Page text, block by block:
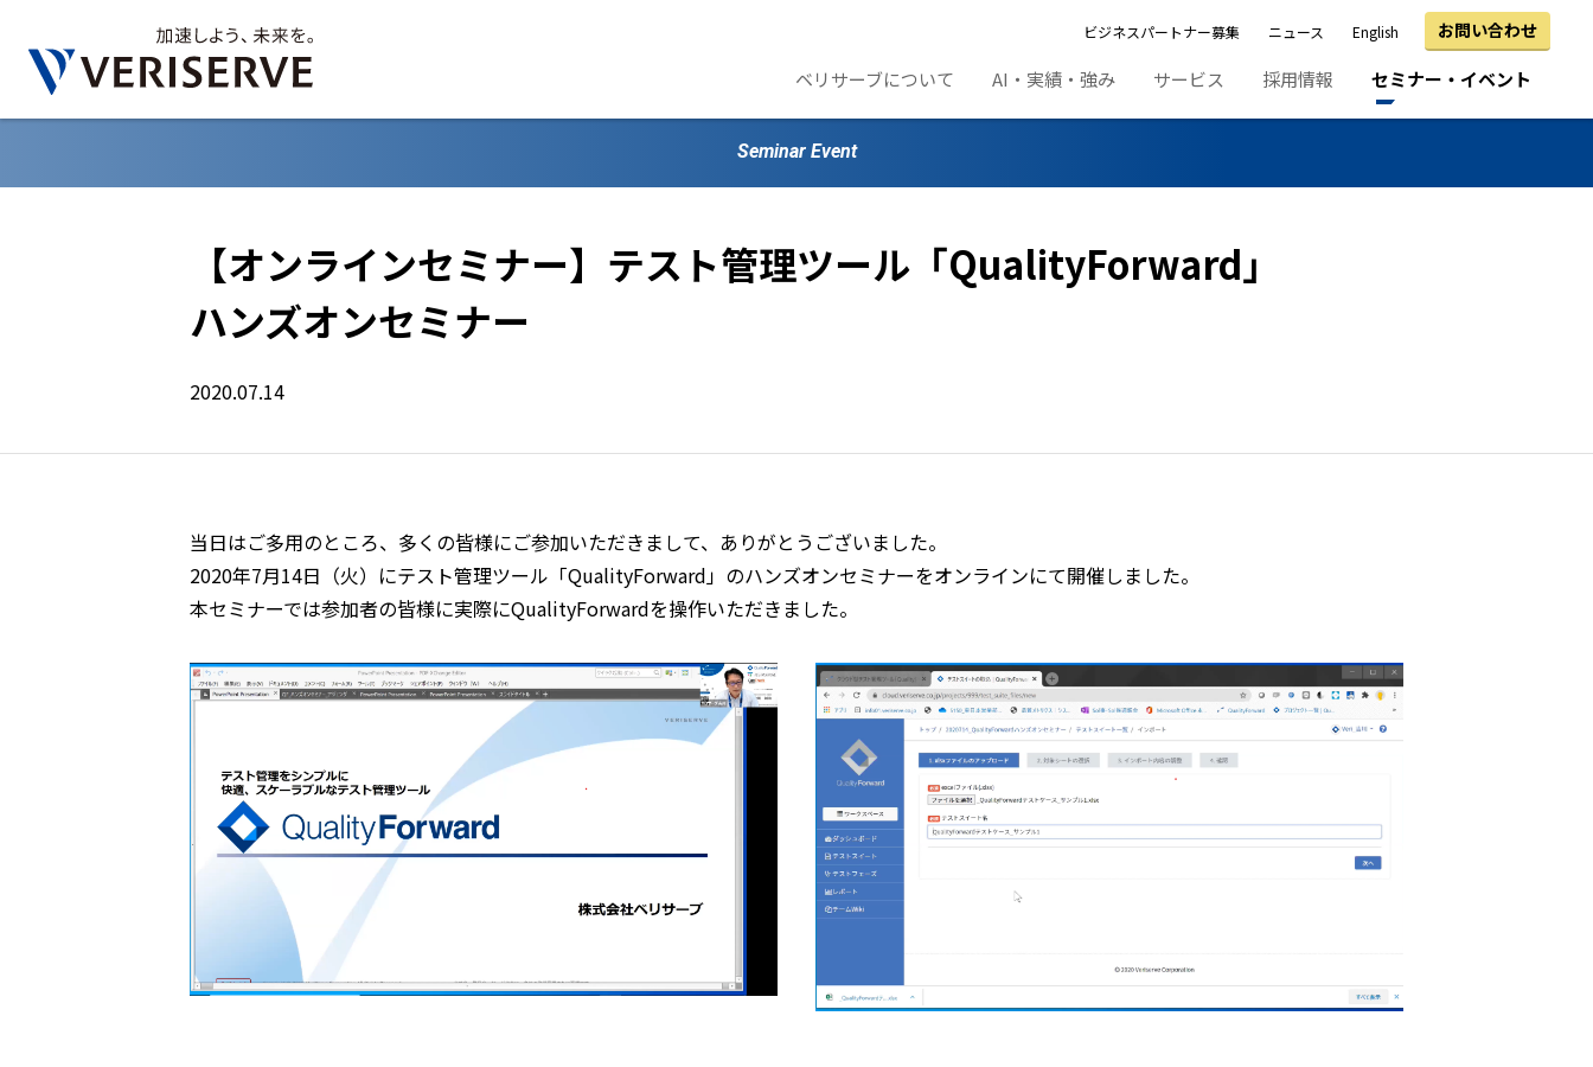
お問い合わせ
ベリサーブについて AI・実績・強み サービス 採用情報 セミナー・イベント
ビジネスパートナー募集 ニュース English
Seminar Event
【オンラインセミナー】テスト管理ツール「QualityForward」
ハンズオンセミナー
2020.07.14
当日はご多用のところ、多くの皆様にご参加いただきまして、ありがとうございました。
2020年7月14日（火）にテスト管理ツール「QualityForward」のハンズオンセミナーをオンラインにて開催しました。
本セミナーでは参加者の皆様に実際にQualityForwardを操作いただきました。